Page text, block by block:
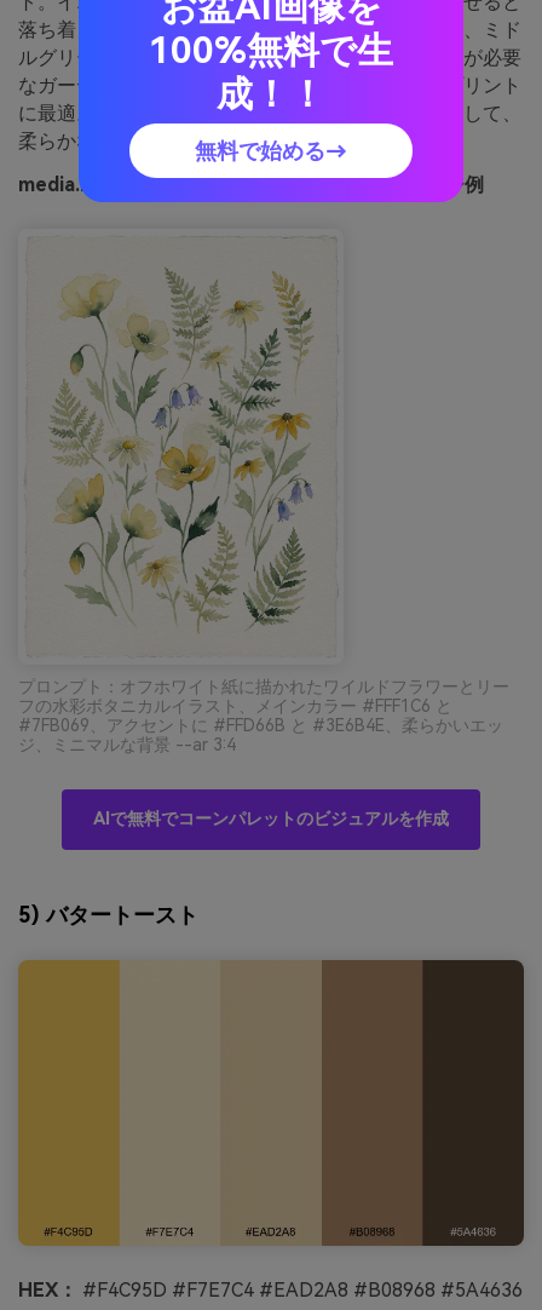
落ち着きを演出します。淡いクリームを紙面に用い、ミド
ルグリーンで茎や葉を表現。穏やかなポジティブさが必要
なガーデン系ブランドやウェルネス文具、季節のプリント
に最適。コツ：アウトラインはディープグリーンにして、
柔らかなイエローの輝きを保ちましょう。
media.ioで生成されたサンリットメドウのイメージ例
プロンプト：オフホワイト紙に描かれたワイルドフラワーとリー
フの水彩ボタニカルイラスト、メインカラー #FFF1C6 と
#7FB069、アクセントに #FFD66B と #3E6B4E、柔らかいエッ
ジ、ミニマルな背景 --ar 3:4
AIで無料でコーンパレットのビジュアルを作成
5) バタートースト
HEX： #F4C95D #F7E7C4 #EAD2A8 #B08968 #5A4636
100%無料で生
成！！
無料で始める→